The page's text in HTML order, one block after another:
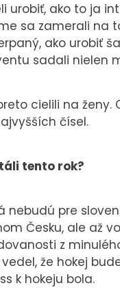
urobiť, ako to ja
sa zamerali na
ako urobiť
sadali nielen
cielili na
čísel.
tento rok?
nebudú pre
Česku, ale až
z
že hokej
k hokeju bola.